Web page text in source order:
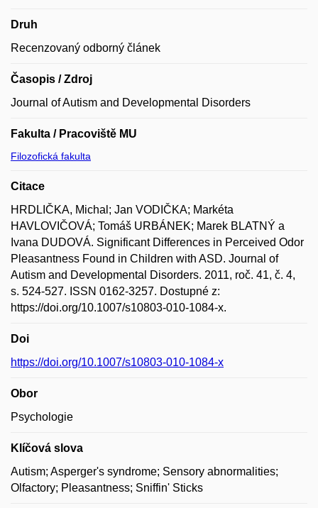
Druh
Recenzovaný odborný článek
Časopis / Zdroj
Journal of Autism and Developmental Disorders
Fakulta / Pracoviště MU
Filozofická fakulta
Citace
HRDLIČKA, Michal; Jan VODIČKA; Markéta
HAVLOVIČOVÁ; Tomáš URBÁNEK; Marek BLATNÝ a
Ivana DUDOVÁ. Significant Differences in Perceived Odor
Pleasantness Found in Children with ASD. Journal of
Autism and Developmental Disorders. 2011, roč. 41, č. 4,
s. 524-527. ISSN 0162-3257. Dostupné z:
https://doi.org/10.1007/s10803-010-1084-x.
Doi
https://doi.org/10.1007/s10803-010-1084-x
Obor
Psychologie
Klíčová slova
Autism; Asperger's syndrome; Sensory abnormalities;
Olfactory; Pleasantness; Sniffin' Sticks